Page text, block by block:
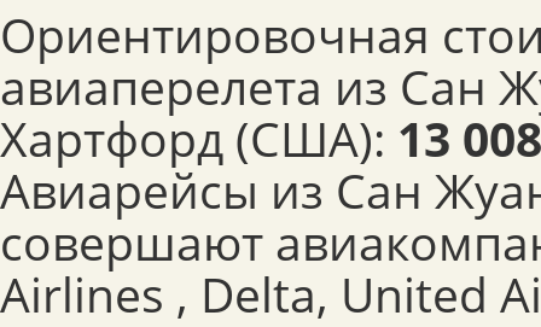
Ориентировочная
авиаперелета из Сан
Хартфорд (США): 13 008
Авиарейсы из Сан
совершают
Airlines , Delta, United